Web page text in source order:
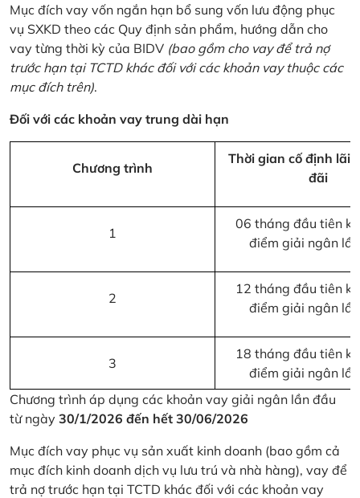
Mục đích vay vốn ngắn hạn bổ sung vốn lưu động phục
vụ SXKD theo các Quy định sản phẩm, hướng dẫn cho
vay từng thời kỳ của BIDV (bao gồm cho vay để trả nợ
trước hạn tại TCTD khác đối với các khoản vay thuộc các
mục đích trên).
Đối với các khoản vay trung dài hạn
Chương trình
Thời gian cố định lãi
đãi
1
06 tháng đầu tiên
điểm giải ngân
2
12 tháng đầu tiên
điểm giải ngân
3
18 tháng đầu tiên
điểm giải ngân
Chương trình áp dụng các khoản vay giải ngân lần đầu
từ ngày 30/1/2026 đến hết 30/06/2026
Mục đích vay phục vụ sản xuất kinh doanh (bao gồm cả
mục đích kinh doanh dịch vụ lưu trú và nhà hàng), vay để
trả nợ trước hạn tại TCTD khác đối với các khoản vay